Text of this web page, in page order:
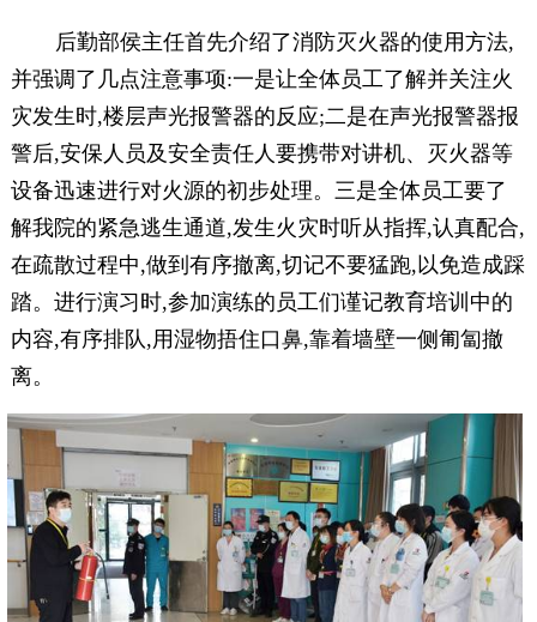
后勤部侯主任首先介绍了消防灭火器的使用方法,
并强调了几点注意事项:一是让全体员工了解并关注火
灾发生时,楼层声光报警器的反应;二是在声光报警器报
警后,安保人员及安全责任人要携带对讲机、灭火器等
设备迅速进行对火源的初步处理。三是全体员工要了
解我院的紧急逃生通道,发生火灾时听从指挥,认真配合,
在疏散过程中,做到有序撤离,切记不要猛跑,以免造成踩
踏。进行演习时,参加演练的员工们谨记教育培训中的
内容,有序排队,用湿物捂住口鼻,靠着墙壁一侧匍匐撤
离。